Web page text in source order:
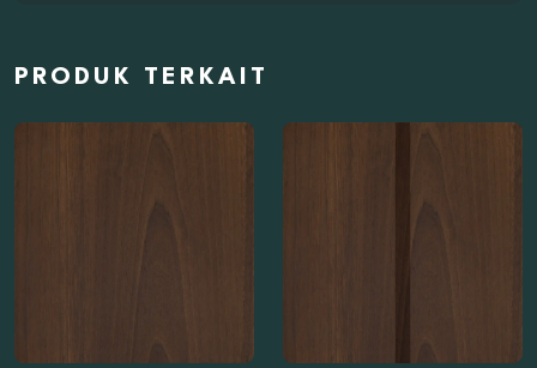
PRODUK TERKAIT